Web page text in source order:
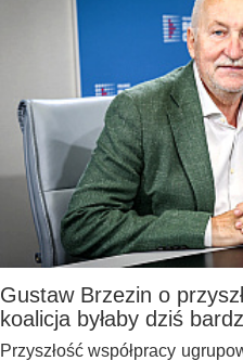
Gustaw Brzezin o
koalicja byłaby dziś
Przyszłość współpracy